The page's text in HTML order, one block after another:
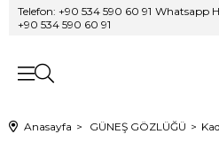
Telefon: +90 534 590 60 91 Whatsapp
+90 534 590 60 91
Anasayfa GÜNEŞ GÖZLÜĞÜ